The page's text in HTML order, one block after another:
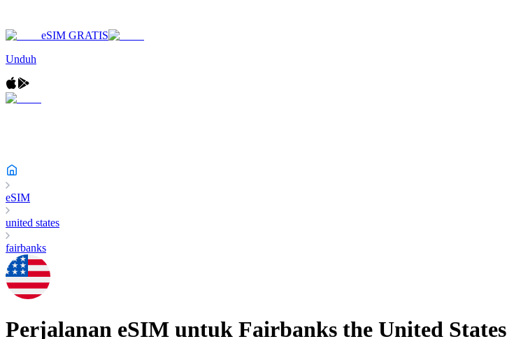
eSIM GRATIS
Unduh
eSIM
united states
fairbanks
Perjalanan eSIM untuk Fairbanks the United States